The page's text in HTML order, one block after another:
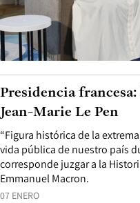
07 ENERO
“Figura histórica de la
vida pública de nuestro país
corresponde juzgar a la
Emmanuel Macron.
Presidencia
Jean-Marie Le Pen